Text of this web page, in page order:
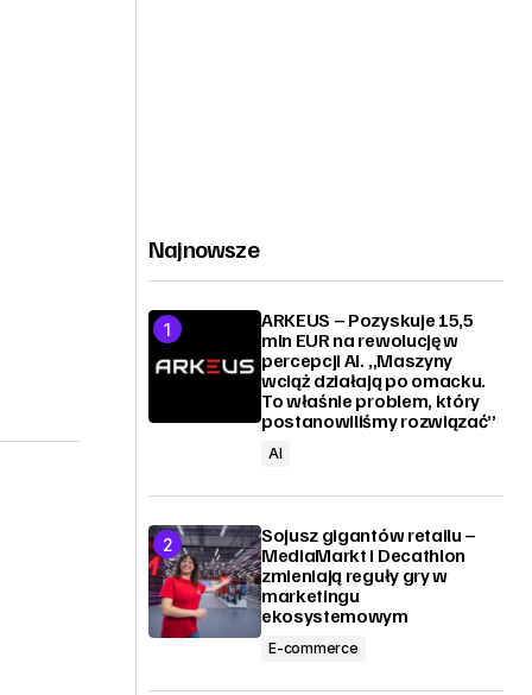
Najnowsze
ARKEUS – Pozyskuje 15,5
mln EUR na rewolucję w
percepcji AI. „Maszyny
wciąż działają po omacku.
To właśnie problem, który
postanowiliśmy rozwiązać”
AI
Sojusz gigantów retailu –
MediaMarkt i Decathlon
zmieniają reguły gry w
marketingu
ekosystemowym
E-commerce